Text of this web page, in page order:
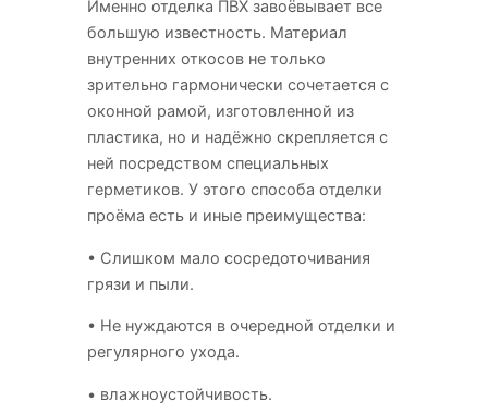
Именно отделка ПВХ завоёвывает все
большую известность. Материал
внутренних откосов не только
зрительно гармонически сочетается с
оконной рамой, изготовленной из
пластика, но и надёжно скрепляется с
ней посредством специальных
герметиков. У этого способа отделки
проёма есть и иные преимущества:
• Слишком мало сосредоточивания
грязи и пыли.
• Не нуждаются в очередной отделки и
регулярного ухода.
• влажноустойчивость.